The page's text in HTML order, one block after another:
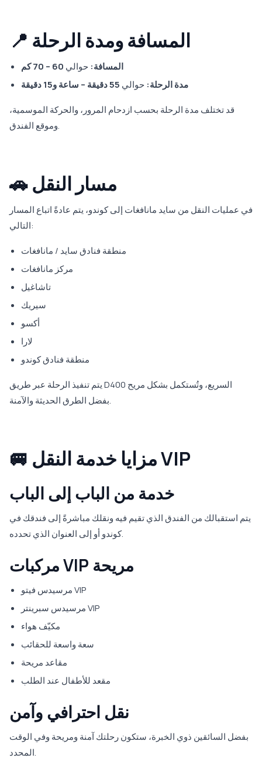
📍 المسافة ومدة الرحلة
المسافة: حوالي 60 – 70 كم
مدة الرحلة: حوالي 55 دقيقة – ساعة و15 دقيقة
قد تختلف مدة الرحلة بحسب ازدحام المرور، والحركة الموسمية،
وموقع الفندق.
🚗 مسار النقل
في عمليات النقل من سايد مانافغات إلى كوندو، يتم عادةً اتباع المسار
التالي:
منطقة فنادق سايد / مانافغات
مركز مانافغات
تاشاغيل
سيريك
أكسو
لارا
منطقة فنادق كوندو
يتم تنفيذ الرحلة عبر طريق D400 السريع، وتُستكمل بشكل مريح
بفضل الطرق الحديثة والآمنة.
🚐 مزايا خدمة النقل VIP
خدمة من الباب إلى الباب
يتم استقبالك من الفندق الذي تقيم فيه ونقلك مباشرةً إلى فندقك في
كوندو أو إلى العنوان الذي تحدده.
مركبات VIP مريحة
مرسيدس فيتو VIP
مرسيدس سبرينتر VIP
مكيّف هواء
سعة واسعة للحقائب
مقاعد مريحة
مقعد للأطفال عند الطلب
نقل احترافي وآمن
بفضل السائقين ذوي الخبرة، ستكون رحلتك آمنة ومريحة وفي الوقت
المحدد.